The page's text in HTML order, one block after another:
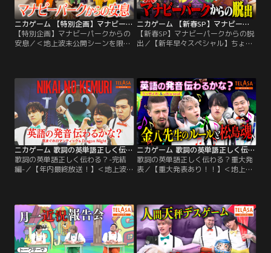
ニカゲーム 【特別企画】マナビーパークからの安息
【特別企画】マナビーパークからの
安息／＜地上波未公開シーンを限定
マン松井ケムリが挑む！！ひらめき
教育デスゲーム ▼元日の早朝に放送
した「ニカゲーム新春SP マナビーパ
ークからの脱出」未公開シーン！
ニカゲーム 【新春SP】マナビーパークからの脱出
【新春SP】マナビーパークからの脱
出／【新年早々スペシャル】ちょっ
ケムリが挑む！！ひらめき教育デス
ゲーム ▼賢くならないと出られない
遊園地“マナビーパーク”に閉じ込め
られた二階堂・ケムリ・猪俣。
ニカゲーム 歌詞の英単語正しく伝わる？-完結編-
歌詞の英単語正しく伝わる？-完結
編-／【年内最終放送！】＜地上波未
timelesz猪俣周杜・令和ロマン松井
ケムリが挑む！！ひらめき教育デス
ゲーム ▼J-POPの歌詞にある英単語
を正しく発音できるか？ネイティブ
の外国人が3人の歌をジャッジ！！
ニカゲーム 歌詞の英単語正しく伝わる？重大発表
歌詞の英単語正しく伝わる？重大発
表／【重大発表あり！！】＜地上波
timelesz猪俣周杜・令和ロマン松井
ケムリが挑む！！ひらめき教育デス
ゲーム ▼J-POPの歌詞にある英単語
を正しく発音できるか？ネイティブ
の外国人が3人の歌をジャッジ！！